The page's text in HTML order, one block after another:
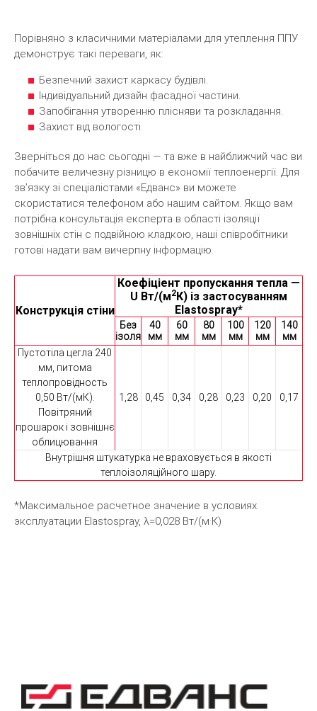
Порівняно з класичними матеріалами для утеплення ППУ
демонструє такі переваги, як:
Безпечний захист каркасу будівлі.
Індивідуальний дизайн фасадної частини.
Запобігання утворенню плісняви та розкладання.
Захист від вологості.
Зверніться до нас сьогодні — та вже в найближчий час ви
побачите величезну різницю в економії теплоенергії. Для
зв’язку зі спеціалістами «Едванс» ви можете
скористатися телефоном або нашим сайтом. Якщо вам
потрібна консультація експерта в області ізоляції
зовнішніх стін с подвійною кладкою, наші співробітники
готові надати вам вичерпну інформацію.
Конструкція стіни
Коефіціент пропускання тепла —
U Вт/(м2К) із застосуванням
Elastospray*
Без
ізоляції
40
мм
60
мм
80
мм
100
мм
120
мм
140
мм
Пустотіла цегла 240
мм, питома
теплопровідность
0,50 Вт/(мК).
Повітряний
прошарок і зовнішнє
облицювання
1,28 0,45 0,34 0,28 0,23 0,20 0,17
Внутрішня штукатурка не враховується в якості
теплоізоляційного шару.
*Максимальное расчетное значение в условиях
эксплуатации Elastospray, λ=0,028 Вт/(м·К)